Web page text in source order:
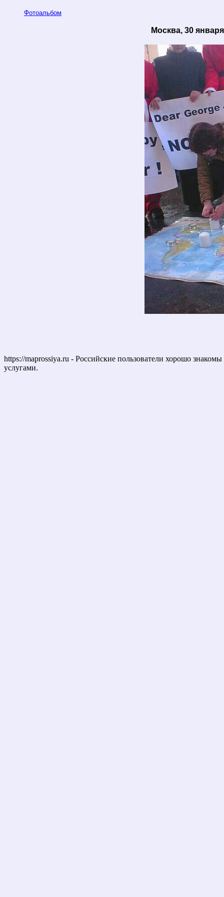
Фотоальбом
Москва, 30
https://maprossiya.ru - Российские пользователи хорошо
услугами.